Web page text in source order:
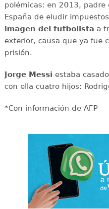
polémicas: en 2013, padre
España de eludir
imagen del futbolista a
exterior, causa que ya fue
prisión.
Jorge Messi estaba
con ella cuatro hijos:
*Con información de AFP